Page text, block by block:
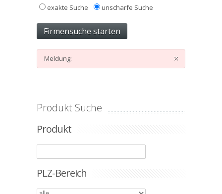
exakte Suche unscharfe Suche
Meldung:
Produkt Suche
Produkt
PLZ-Bereich